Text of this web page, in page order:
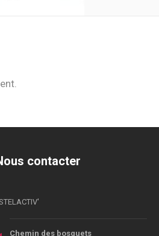
contacter
Chemin des bosquets